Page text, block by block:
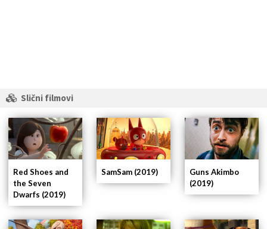
Slični filmovi
Guns Akimbo
(2019)
SamSam (2019)
Red Shoes and
the Seven
Dwarfs (2019)